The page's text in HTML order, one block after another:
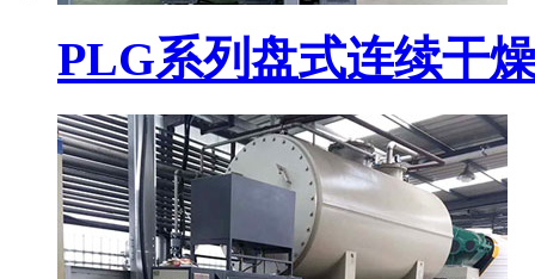
PLG系列盘式连续干